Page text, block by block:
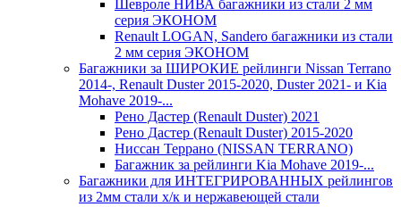
Шевроле НИВА багажники из стали 2 мм
серия ЭКОНОМ
Renault LOGAN, Sandero багажники из стали
2 мм серия ЭКОНОМ
Багажники за ШИРОКИЕ рейлинги Nissan Terrano
2014-, Renault Duster 2015-2020, Duster 2021- и Kia
Mohave 2019-...
Рено Дастер (Renault Duster) 2021
Рено Дастер (Renault Duster) 2015-2020
Ниссан Террано (NISSAN TERRANO)
Багажник за рейлинги Kia Mohave 2019-...
Багажники для ИНТЕГРИРОВАННЫХ рейлингов
из 2мм стали х/к и нержавеющей стали